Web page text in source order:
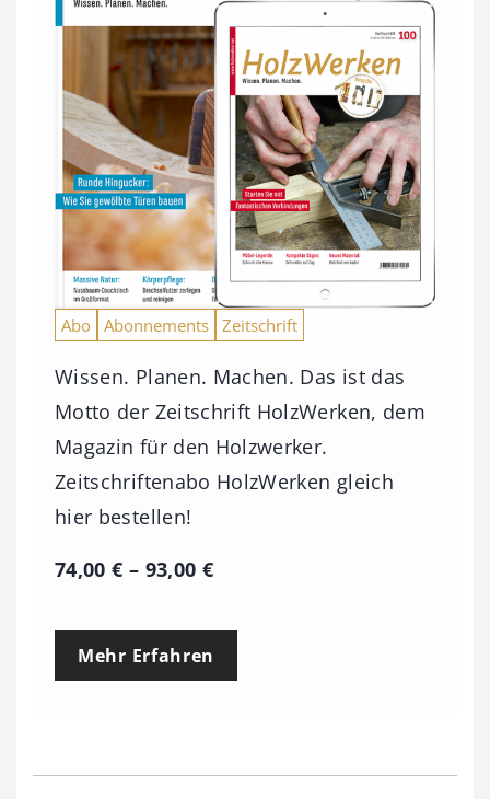
Abo Abonnements Zeitschrift
Wissen. Planen. Machen. Das ist das
Motto der Zeitschrift HolzWerken, dem
Magazin für den Holzwerker.
Zeitschriftenabo HolzWerken gleich
hier bestellen!
74,00€ – 93,00 €P
e
p
Mehr Erfahren